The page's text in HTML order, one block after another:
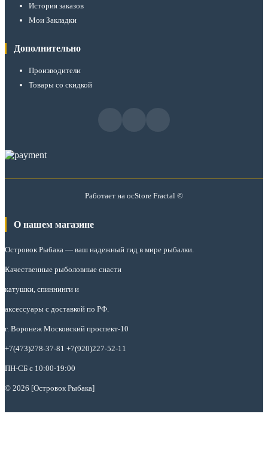
История заказов
Мои Закладки
Дополнительно
Производители
Товары со скидкой
Работает на ocStore Fractal ©
О нашем магазине
Островок Рыбака — ваш надежный гид в мире рыбалки.
Качественные рыболовные снасти
катушки, спиннинги и
аксессуары с доставкой по РФ.
г. Воронеж Московский проспект-10
+7(473)278-37-81 +7(920)227-52-11
ПН-СБ с 10:00-19:00
© 2026 [Островок Рыбака]